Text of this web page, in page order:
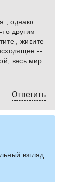
, однако .
другим
, живите
--
весь мир
Ответить
взгляд